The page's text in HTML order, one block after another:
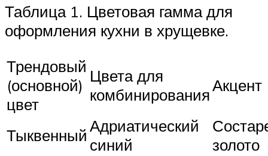
Таблица 1. Цветовая гамма для
оформления кухни в хрущевке.
Трендовый
(основной)
цвет
Цвета для
комбинированияАкцент
ТыквенныйАдриатический
синий
золото